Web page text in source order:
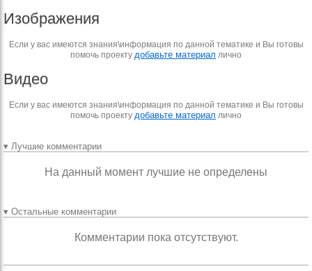
Изображения
Если у вас имеются знания\информация по данной тематике и Вы готовы
помочь проекту добавьте материал лично
Видео
Если у вас имеются знания\информация по данной тематике и Вы готовы
помочь проекту добавьте материал лично
▾ Лучшие комментарии
На данный момент лучшие не определены
▾ Остальные комментарии
Комментарии пока отсутствуют.